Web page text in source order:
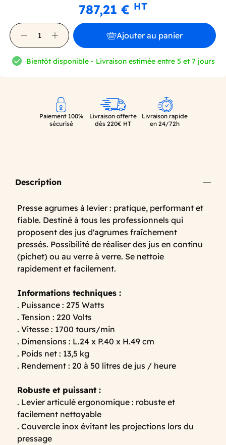
787,21 € HT
Ajouter au panier
Bientôt disponible - Livraison estimée entre 5 et 7 jours
Paiement 100%
sécurisé
Livraison offerte
dès 220€ HT
Livraison rapide
en 24/72h
Description
Presse agrumes à levier : pratique, performant et
fiable. Destiné à tous les professionnels qui
proposent des jus d'agrumes fraîchement
pressés. Possibilité de réaliser des jus en continu
(pichet) ou au verre à verre. Se nettoie
rapidement et facilement.
Informations techniques :
. Puissance : 275 Watts
. Tension : 220 Volts
. Vitesse : 1700 tours/min
. Dimensions : L.24 x P.40 x H.49 cm
. Poids net : 13,5 kg
. Rendement : 20 à 50 litres de jus / heure
Robuste et puissant :
. Levier articulé ergonomique : robuste et
facilement nettoyable
. Couvercle inox évitant les projections lors du
pressage